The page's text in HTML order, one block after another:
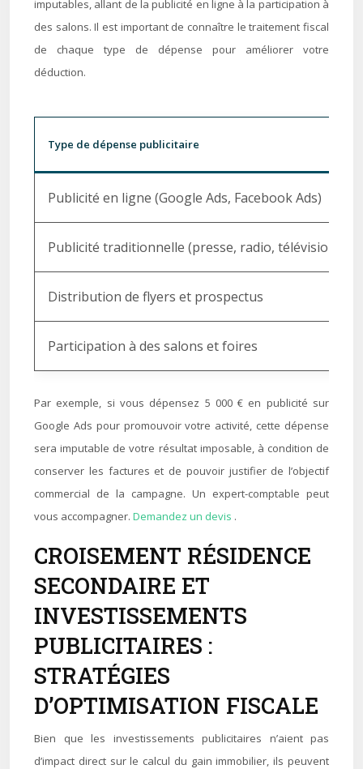
imputables, allant de la publicité en ligne à la participation à
des salons. Il est important de connaître le traitement fiscal
de chaque type de dépense pour améliorer votre
déduction.
Type de dépense publicitaire
Publicité en ligne (Google Ads, Facebook Ads)
Publicité traditionnelle (presse, radio, télévision)
Distribution de flyers et prospectus
Participation à des salons et foires
Par exemple, si vous dépensez 5 000 € en publicité sur
Google Ads pour promouvoir votre activité, cette dépense
sera imputable de votre résultat imposable, à condition de
conserver les factures et de pouvoir justifier de l’objectif
commercial de la campagne. Un expert-comptable peut
vous accompagner. Demandez un devis .
CROISEMENT RÉSIDENCE
SECONDAIRE ET
INVESTISSEMENTS
PUBLICITAIRES :
STRATÉGIES
D’OPTIMISATION FISCALE
Bien que les investissements publicitaires n’aient pas
d’impact direct sur le calcul du gain immobilier, ils peuvent